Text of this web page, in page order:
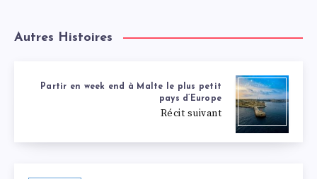
Autres Histoires
Partir en week end à Malte le plus petit
pays d’Europe
Récit suivant